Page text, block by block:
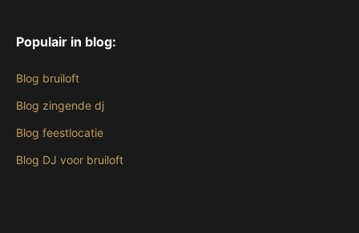
Populair in blog:
Blog bruiloft
Blog zingende dj
Blog feestlocatie
Blog DJ voor bruiloft